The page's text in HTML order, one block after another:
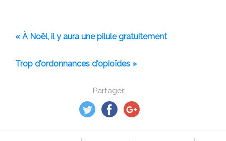
Partager:
« À Noël, il y aura une pilule gratuitement
Trop d'ordonnances d'opioïdes »